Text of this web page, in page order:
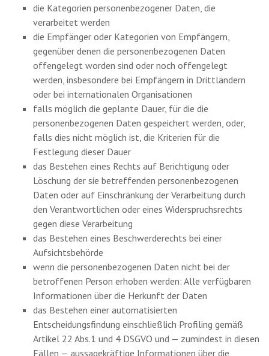
die Kategorien personenbezogener Daten, die
verarbeitet werden
die Empfänger oder Kategorien von Empfängern,
gegenüber denen die personenbezogenen Daten
offengelegt worden sind oder noch offengelegt
werden, insbesondere bei Empfängern in Drittländern
oder bei internationalen Organisationen
falls möglich die geplante Dauer, für die die
personenbezogenen Daten gespeichert werden, oder,
falls dies nicht möglich ist, die Kriterien für die
Festlegung dieser Dauer
das Bestehen eines Rechts auf Berichtigung oder
Löschung der sie betreffenden personenbezogenen
Daten oder auf Einschränkung der Verarbeitung durch
den Verantwortlichen oder eines Widerspruchsrechts
gegen diese Verarbeitung
das Bestehen eines Beschwerderechts bei einer
Aufsichtsbehörde
wenn die personenbezogenen Daten nicht bei der
betroffenen Person erhoben werden: Alle verfügbaren
Informationen über die Herkunft der Daten
das Bestehen einer automatisierten
Entscheidungsfindung einschließlich Profiling gemäß
Artikel 22 Abs.1 und 4 DSGVO und — zumindest in diesen
Fällen — aussagekräftige Informationen über die